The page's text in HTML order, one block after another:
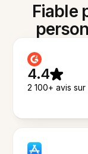
Fiable
4.4
2 100+ avis sur